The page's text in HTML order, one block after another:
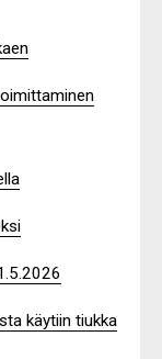
käytiin tiukka